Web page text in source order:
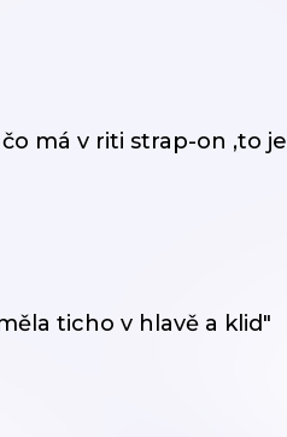
čo má v riti strap-on ,to je
ticho v hlavě a klid"